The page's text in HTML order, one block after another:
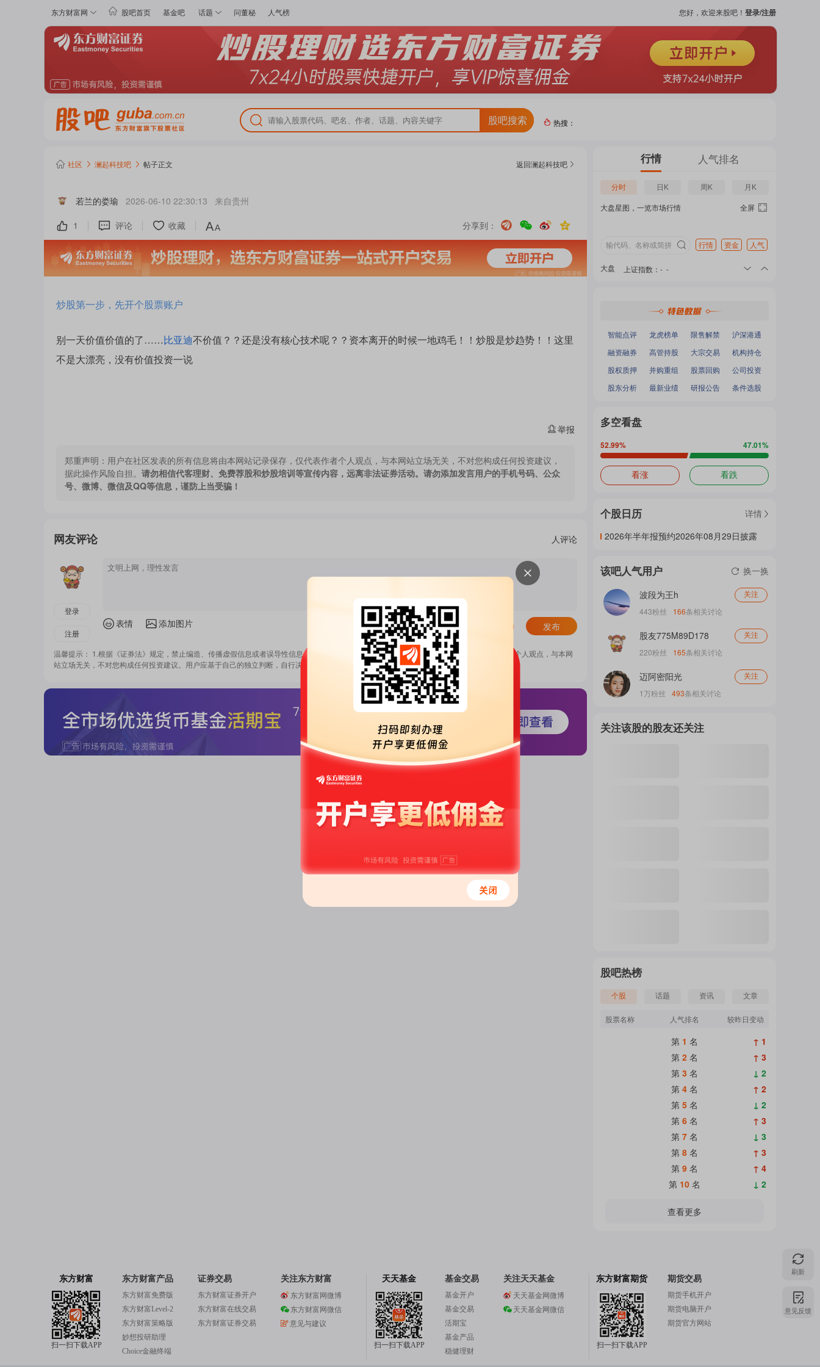
东方财富网 股吧首页 基金吧 话题 问董秘 人气榜 您好，欢迎来股吧！ 登录/注册
股吧搜索
热门
吧
热
概
念
我
热搜：
社区 澜起科技吧 帖子正文 返回澜起科技吧
若兰的娄瑜 2026-06-10 22:30:13 来自贵州
1
评论 收藏 分享到：
炒股第一步，先开个股票账户
别一天价值价值的了……比亚迪不价值？？还是没有核心技术呢？？资本离开的时候一地鸡毛！！炒股是炒趋势！！这里
不是大漂亮，没有价值投资一说
举报
郑重声明： 用户在社区发表的所有信息将由本网站记录保存，仅代表作者个人观点，与本网站立场无关，不对您构成任何投资建议，
据此操作风险自担。 请勿相信代客理财、免费荐股和炒股培训等宣传内容，远离非法证券活动。请勿添加发言用户的手机号码、公众
号、微博、微信及QQ等信息，谨防上当受骗！
网友评论 人评论
登录
注册
表情 添加图片 发布
温馨提示： 1.根据《证券法》规定，禁止编造、传播虚假信息或者误导性信息，扰乱证券市场；2.用户在本社区发表的所有资料、言论等仅代表个人观点，与本网
站立场无关，不对您构成任何投资建议。用户应基于自己的独立判断，自行决定证券投资并承担相应风险。 《东方财富社区管理规定》
行情 人气排名
分时 日K 周K 月K
大盘星图，一览市场行情 全屏
行情 资金 人气
大盘 上证指数 ： - -
：- -
智能点评 龙虎榜单 限售解禁
沪深港通
融资融券
高管持股 大宗交易
机构持仓
股权质押
并购重组 股票回购
公司投资
股东分析
最新业绩 研报公告 条件选股
多空看盘
52.99% 47.01%
看涨 看跌
个股日历
详情
2026年半年报预约2026年08月29日披露
该吧人气用户 换一换
波段为王h 关注
443粉丝 166条相关讨论
股友775M89D178 关注
220粉丝 165条相关讨论
迈阿密阳光 关注
1万粉丝 493条相关讨论
关注该股的股友还关注
股吧热榜
个股 话题 资讯 文章
股票名称 人气排名 较昨日变动
第 1 名
↑ 1
第 2 名
↑ 3
第 3 名
↓ 2
第 4 名
↑ 2
第 5 名
↓ 2
第 6 名
↑ 3
第 7 名
↓ 3
第 8 名
↑ 3
第 9 名
↑ 4
第 10 名 ↓ 2
查看更多
刷新
意见反馈
东方财富
扫一扫下载APP
东方财富产品
东方财富免费版
东方财富Level-2
东方财富策略版
妙想投研助理
Choice金融终端
证券交易
东方财富证券开户
东方财富在线交易
东方财富证券交易
关注东方财富
东方财富网微博
东方财富网微信
意见与建议
天天基金
扫一扫下载APP
基金交易
基金开户
基金交易
活期宝
基金产品
稳健理财
关注天天基金
天天基金网微博
天天基金网微信
东方财富期货
扫一扫下载APP
期货交易
期货手机开户
期货电脑开户
期货官方网站